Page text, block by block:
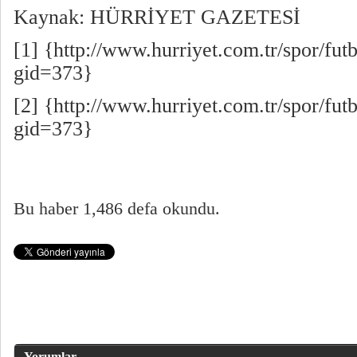
Kaynak: HÜRRİYET GAZETESİ
[1] {http://www.hurriyet.com.tr/spor/
gid=373}
[2] {http://www.hurriyet.com.tr/spor/
gid=373}
Bu haber 1,486 defa okundu.